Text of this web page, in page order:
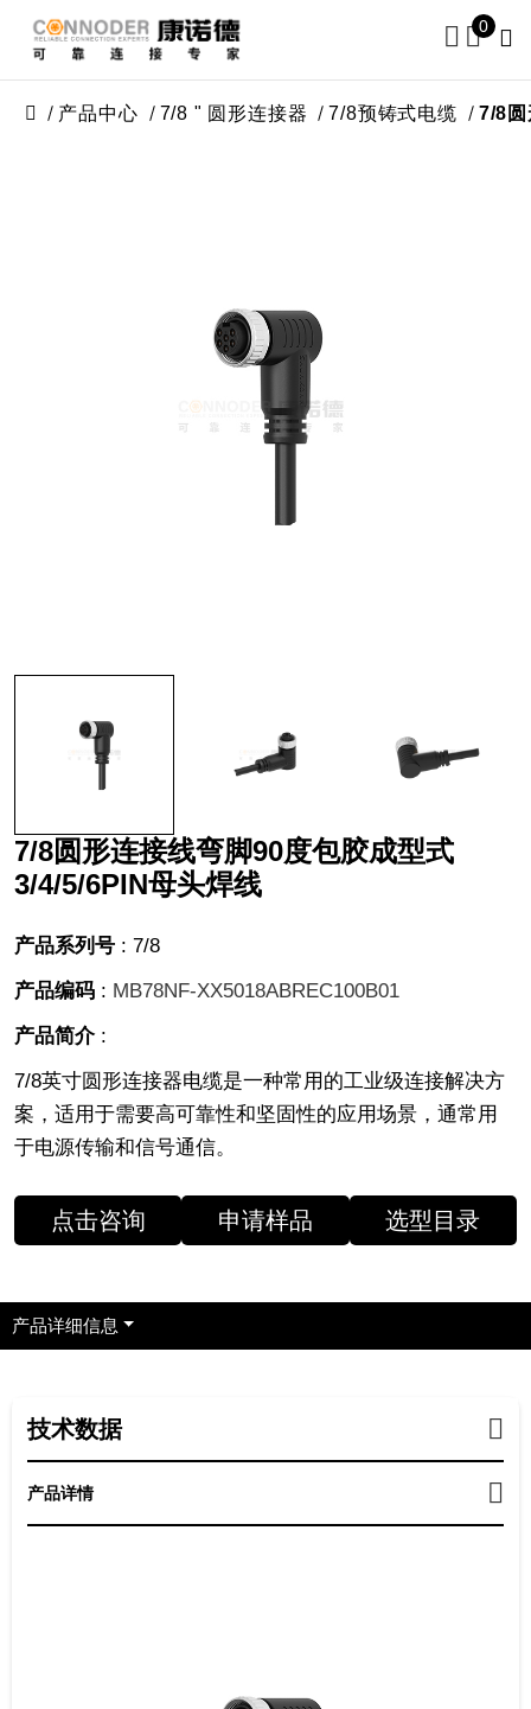
0
产品中心 7/8 " 圆形连接器 7/8预铸式电缆 7/8圆形
7/8圆形连接线弯脚90度包胶成型式
3/4/5/6PIN母头焊线
产品系列号 : 7/8
产品编码 : MB78NF-XX5018ABREC100B01
产品简介:
7/8英寸圆形连接器电缆是一种常用的工业级连接解决方
案，适用于需要高可靠性和坚固性的应用场景，通常用
于电源传输和信号通信。
点击咨询 申请样品 选型目录
产品详细信息
技术数据
产品详情